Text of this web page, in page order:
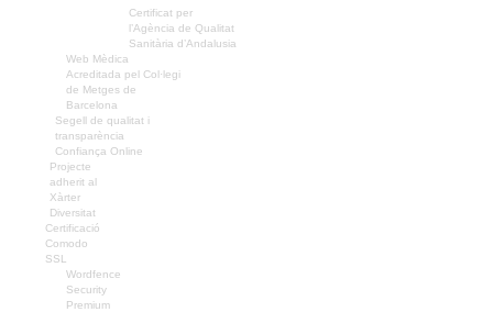
Certificat per
l’Agència de Qualitat
Sanitària d’Andalusia
Web Mèdica
Acreditada pel Col·legi
de Metges de
Barcelona
Segell de qualitat i
transparència
Confiança Online
Projecte
adherit al
Xàrter
Diversitat
Certificació
Comodo
SSL
Wordfence
Security
Premium